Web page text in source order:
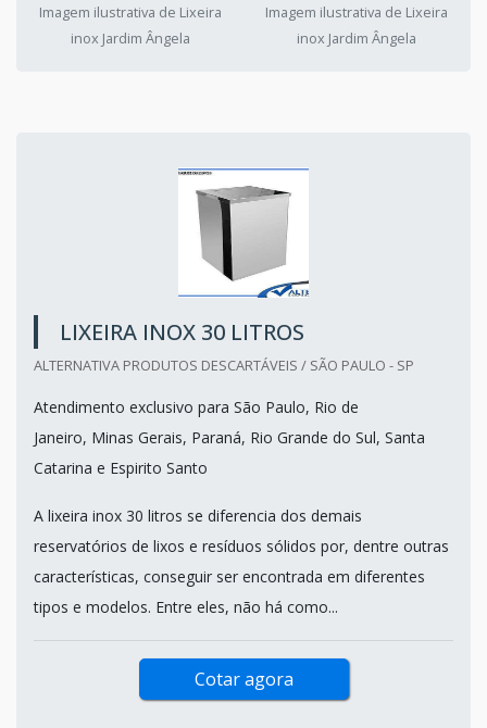
Imagem ilustrativa de Lixeira
inox Jardim Ângela
Imagem ilustrativa de Lixeira
inox Jardim Ângela
LIXEIRA INOX 30 LITROS
ALTERNATIVA PRODUTOS DESCARTÁVEIS / SÃO PAULO - SP
Atendimento exclusivo para São Paulo, Rio de
Janeiro, Minas Gerais, Paraná, Rio Grande do Sul, Santa
Catarina e Espirito Santo
A lixeira inox 30 litros se diferencia dos demais
reservatórios de lixos e resíduos sólidos por, dentre outras
características, conseguir ser encontrada em diferentes
tipos e modelos. Entre eles, não há como...
Cotar agora